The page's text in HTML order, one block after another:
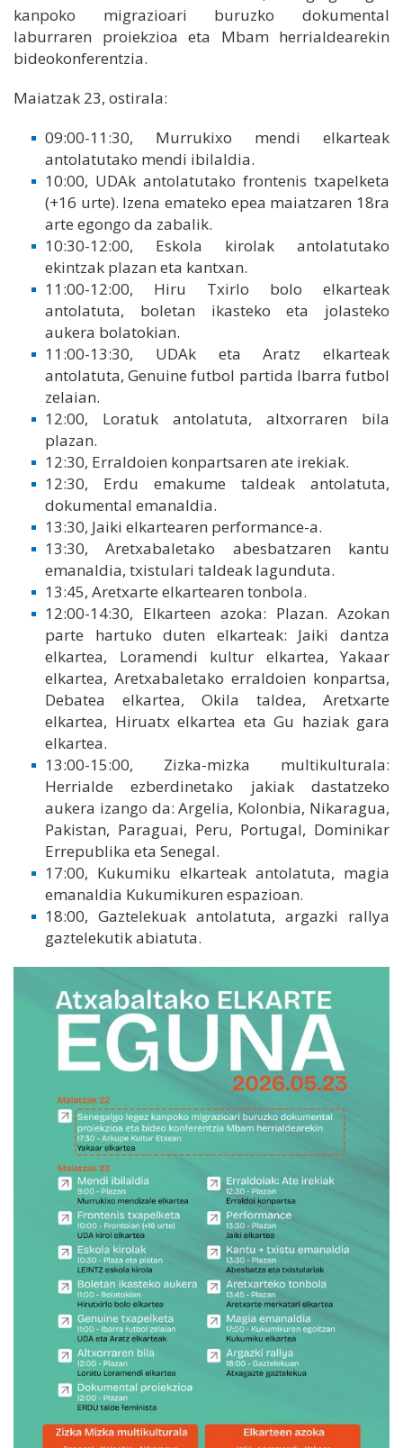
kanpoko migrazioari buruzko dokumental
laburraren proiekzioa eta Mbam herrialdearekin
bideokonferentzia.
Maiatzak 23, ostirala:
09:00-11:30, Murrukixo mendi elkarteak
antolatutako mendi ibilaldia.
10:00, UDAk antolatutako frontenis txapelketa
(+16 urte). Izena emateko epea maiatzaren 18ra
arte egongo da zabalik.
10:30-12:00, Eskola kirolak antolatutako
ekintzak plazan eta kantxan.
11:00-12:00, Hiru Txirlo bolo elkarteak
antolatuta, boletan ikasteko eta jolasteko
aukera bolatokian.
11:00-13:30, UDAk eta Aratz elkarteak
antolatuta, Genuine futbol partida Ibarra futbol
zelaian.
12:00, Loratuk antolatuta, altxorraren bila
plazan.
12:30, Erraldoien konpartsaren ate irekiak.
12:30, Erdu emakume taldeak antolatuta,
dokumental emanaldia.
13:30, Jaiki elkartearen performance-a.
13:30, Aretxabaletako abesbatzaren kantu
emanaldia, txistulari taldeak lagunduta.
13:45, Aretxarte elkartearen tonbola.
12:00-14:30, Elkarteen azoka: Plazan. Azokan
parte hartuko duten elkarteak: Jaiki dantza
elkartea, Loramendi kultur elkartea, Yakaar
elkartea, Aretxabaletako erraldoien konpartsa,
Debatea elkartea, Okila taldea, Aretxarte
elkartea, Hiruatx elkartea eta Gu haziak gara
elkartea.
13:00-15:00, Zizka-mizka multikulturala:
Herrialde ezberdinetako jakiak dastatzeko
aukera izango da: Argelia, Kolonbia, Nikaragua,
Pakistan, Paraguai, Peru, Portugal, Dominikar
Errepublika eta Senegal.
17:00, Kukumiku elkarteak antolatuta, magia
emanaldia Kukumikuren espazioan.
18:00, Gaztelekuak antolatuta, argazki rallya
gaztelekutik abiatuta.